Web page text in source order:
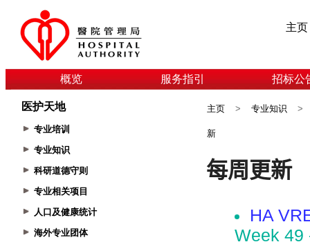
主页
概览 服务指引 招标公
医护天地
专业培训
专业知识
科研道德守则
专业相关项目
人口及健康统计
海外专业团体
主页 > 专业知识 >
新